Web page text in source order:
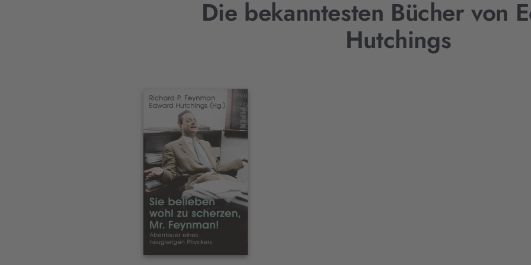
Die bekanntesten Bücher von
Hutchings
Interaktives
Element